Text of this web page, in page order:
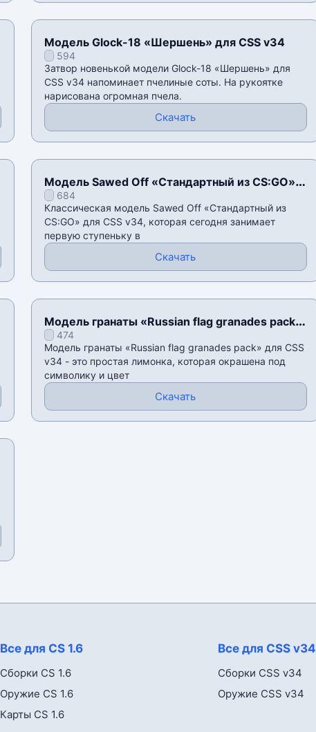
Модель Glock-18 «Шершень» для CSS v34
594
Затвор новенькой модели Glock-18 «Шершень» для
CSS v34 напоминает пчелиные соты. На рукоятке
нарисована огромная пчела.
Скачать
Модель Sawed Off «Стандартный из CS:GO»
для CSS v34
684
Классическая модель Sawed Off «Стандартный из
CS:GO» для CSS v34, которая сегодня занимает
первую ступеньку в
Скачать
Модель гранаты «Russian flag granades pack»
для CSS v34
474
Модель гранаты «Russian flag granades pack» для CSS
v34 - это простая лимонка, которая окрашена под
символику и цвет
Скачать
Все для CS 1.6
Сборки CS 1.6
Оружие CS 1.6
Карты CS 1.6
Все для CSS v34
Сборки CSS v34
Оружие CSS v34